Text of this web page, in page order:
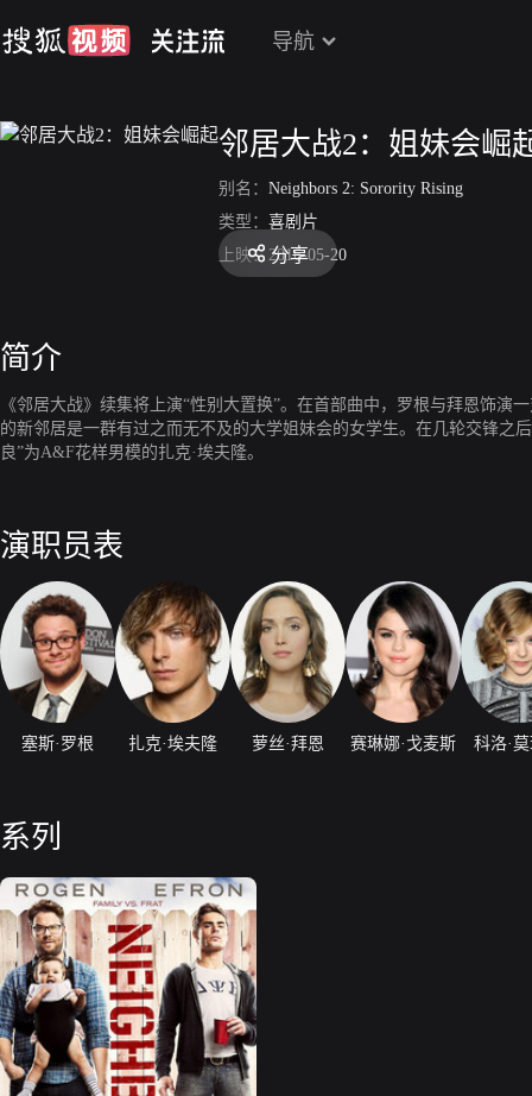
导航
邻居大战2：姐妹会崛
别名： Neighbors 2: Sorority Rising
类型： 喜剧片
上映： 2016-05-20
分享
简介
《邻居大战》续集将上演“性别大置换”。在首部曲中，罗根与拜恩饰
的新邻居是一群有过之而无不及的大学姐妹会的女学生。在几轮交锋
良”为A&F花样男模的扎克·埃夫隆。
演职员表
塞斯·罗根 扎克·埃夫隆 萝丝·拜恩 赛琳娜·戈麦斯 科洛·
系列